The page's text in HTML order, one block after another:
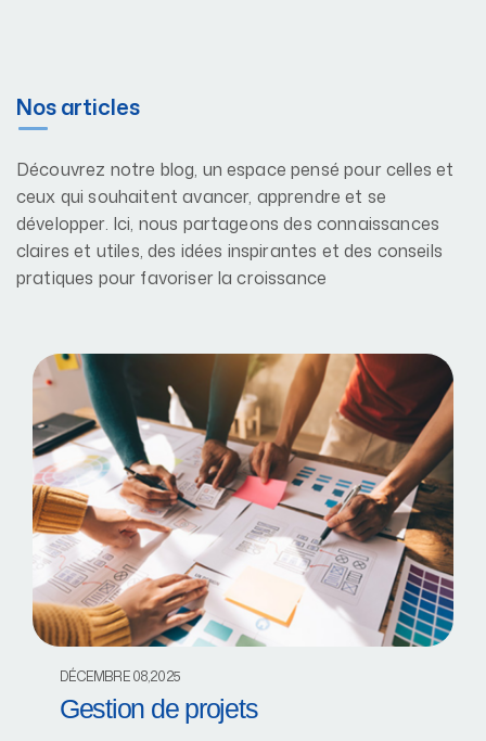
Nos articles
Découvrez notre blog, un espace pensé pour celles et
ceux qui souhaitent avancer, apprendre et se
développer. Ici, nous partageons des connaissances
claires et utiles, des idées inspirantes et des conseils
pratiques pour favoriser la croissance
DÉCEMBRE 08,2025
Gestion de projets